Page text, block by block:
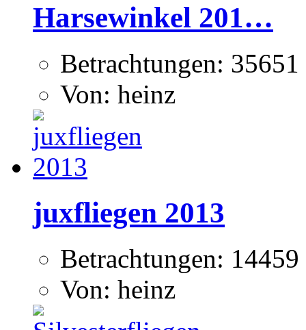
Harsewinkel 201…
Betrachtungen: 35651
Von: heinz
juxfliegen 2013
Betrachtungen: 14459
Von: heinz